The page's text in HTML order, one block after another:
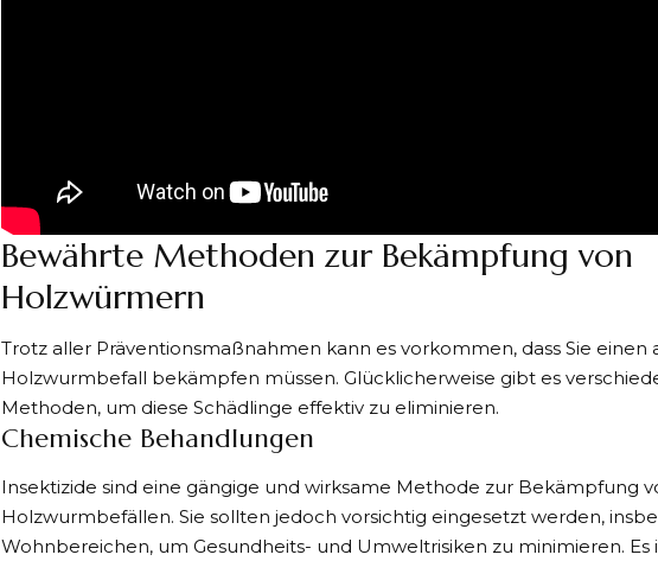
Bewährte Methoden zur Bekämpfung von
Holzwürmern
Trotz aller Präventionsmaßnahmen kann es vorkommen, dass Sie einen
Holzwurmbefall bekämpfen müssen. Glücklicherweise gibt es
Methoden, um diese Schädlinge effektiv zu eliminieren.
Chemische Behandlungen
Insektizide sind eine gängige und wirksame Methode zur Bekämpfung
Holzwurmbefällen. Sie sollten jedoch vorsichtig eingesetzt werden,
Wohnbereichen, um Gesundheits- und Umweltrisiken zu minimieren. Es